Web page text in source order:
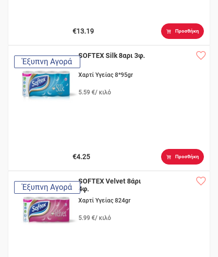
€13.19 Προσθήκη
Έξυπνη Αγορά
SOFTEX Silk 8αρι 3φ.
Χαρτί Υγείας 8*95gr
5.59 €/ κιλό
€4.25 Προσθήκη
Έξυπνη Αγορά
SOFTEX Velvet 8άρι
4φ.
Χαρτί Υγείας 824gr
5.99 €/ κιλό